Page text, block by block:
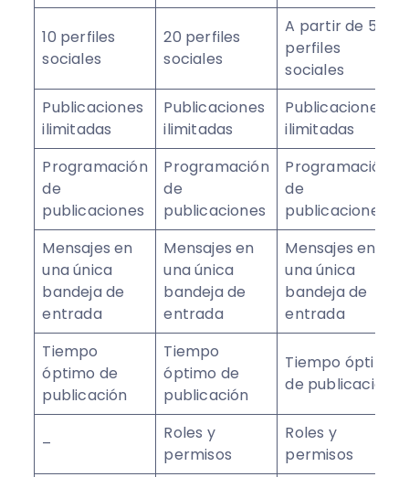
10 perfiles
sociales
20 perfiles
sociales
A partir de 50
perfiles
sociales
Publicaciones
ilimitadas
Publicaciones
ilimitadas
Publicaciones
ilimitadas
Programación
de
publicaciones
Programación
de
publicaciones
Programación
de
publicaciones
Mensajes en
una única
bandeja de
entrada
Mensajes en
una única
bandeja de
entrada
Mensajes en
una única
bandeja de
entrada
Tiempo
óptimo de
publicación
Tiempo
óptimo de
publicación
Tiempo óptimo
de publicación
–
Roles y
permisos
Roles y
permisos